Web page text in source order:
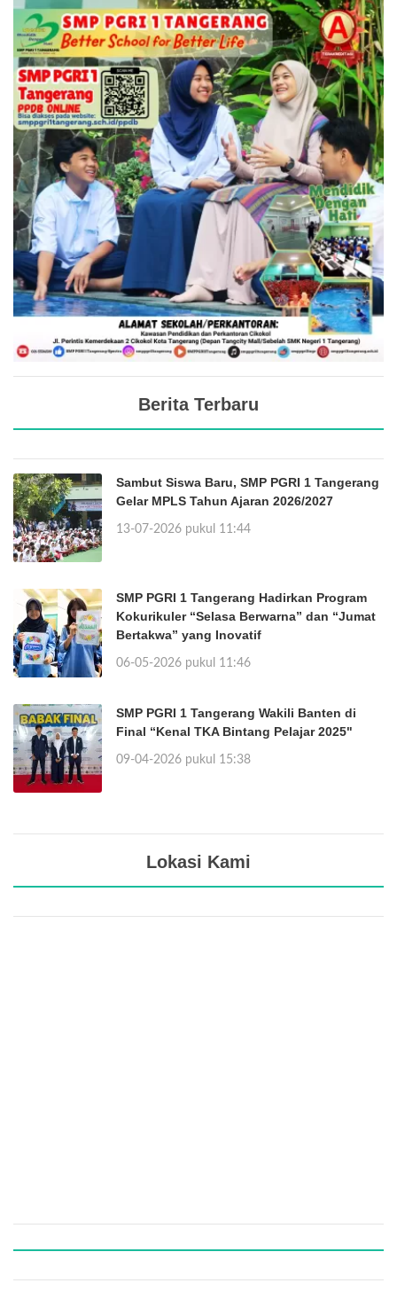
Berita Terbaru
Sambut Siswa Baru, SMP PGRI 1 Tangerang
Gelar MPLS Tahun Ajaran 2026/2027
13-07-2026 pukul 11:44
SMP PGRI 1 Tangerang Hadirkan Program
Kokurikuler “Selasa Berwarna” dan “Jumat
Bertakwa” yang Inovatif
06-05-2026 pukul 11:46
SMP PGRI 1 Tangerang Wakili Banten di
Final “Kenal TKA Bintang Pelajar 2025"
09-04-2026 pukul 15:38
Lokasi Kami